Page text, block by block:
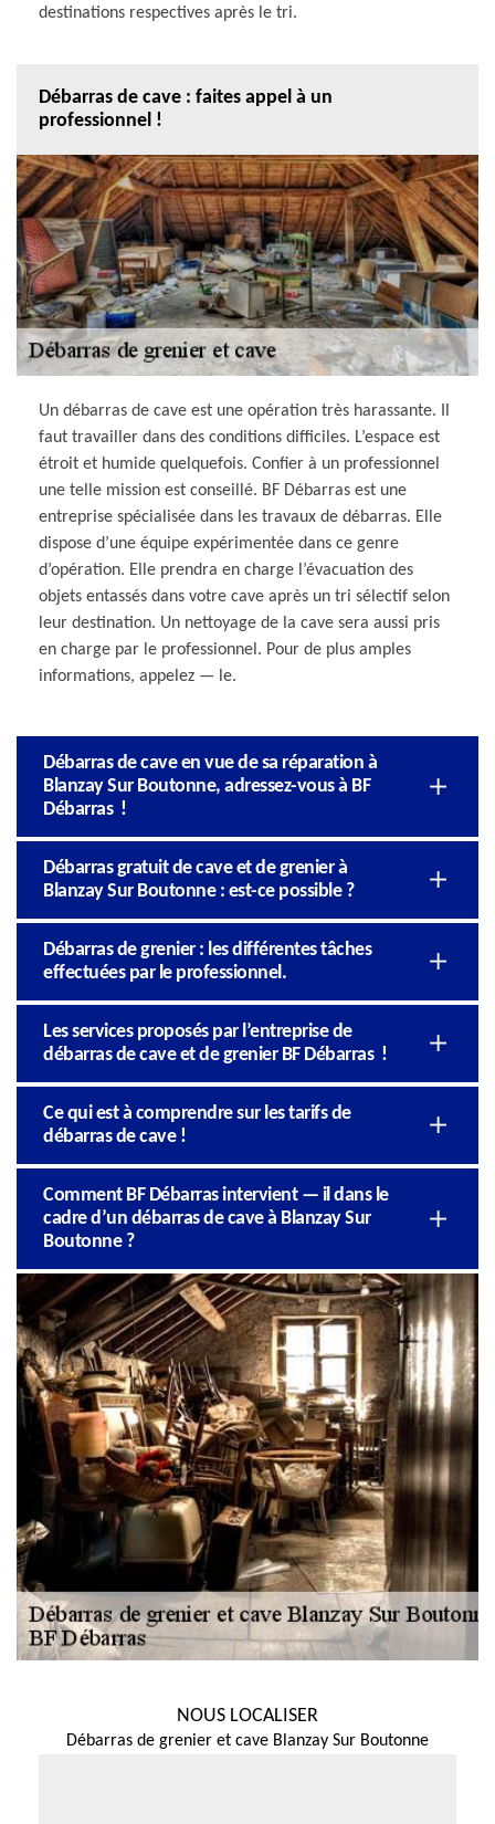
destinations respectives après le tri.
Débarras de cave : faites appel à un
professionnel !
Un débarras de cave est une opération très harassante. Il
faut travailler dans des conditions difficiles. L’espace est
étroit et humide quelquefois. Confier à un professionnel
une telle mission est conseillé. BF Débarras est une
entreprise spécialisée dans les travaux de débarras. Elle
dispose d’une équipe expérimentée dans ce genre
d’opération. Elle prendra en charge l’évacuation des
objets entassés dans votre cave après un tri sélectif selon
leur destination. Un nettoyage de la cave sera aussi pris
en charge par le professionnel. Pour de plus amples
informations, appelez — le.
Débarras de cave en vue de sa réparation à
Blanzay Sur Boutonne, adressez-vous à BF
Débarras !
Débarras gratuit de cave et de grenier à
Blanzay Sur Boutonne : est-ce possible ?
Débarras de grenier : les différentes tâches
effectuées par le professionnel.
Les services proposés par l’entreprise de
débarras de cave et de grenier BF Débarras !
Ce qui est à comprendre sur les tarifs de
débarras de cave !
Comment BF Débarras intervient — il dans le
cadre d’un débarras de cave à Blanzay Sur
Boutonne ?
NOUS LOCALISER
Débarras de grenier et cave Blanzay Sur Boutonne